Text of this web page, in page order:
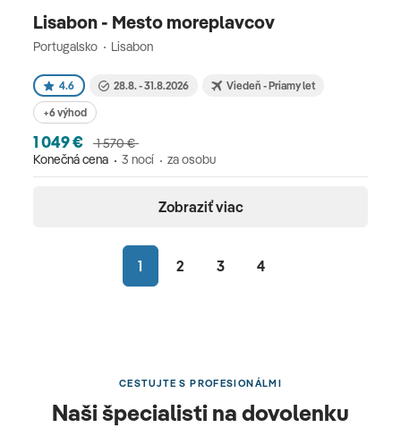
Lisabon - Mesto moreplavcov
Portugalsko Lisabon
4.6 28.8. - 31.8.2026 Viedeň - Priamy let
+6 výhod
1 049 €
1 570 €
Konečná cena
3 nocí za osobu
1 2 3 4
Zobraziť viac
CESTUJTE S PROFESIONÁLMI
Naši špecialisti na dovolenku